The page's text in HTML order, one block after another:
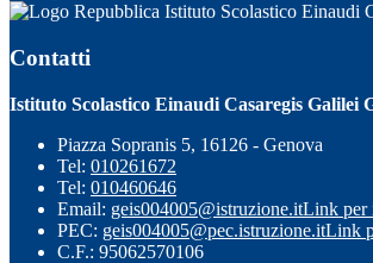
Istituto Scolastico Einaudi
Contatti
Istituto Scolastico Einaudi Casaregis Galilei
Piazza Sopranis 5, 16126 - Genova
Tel: 010261672
Tel: 010460646
Email: geis004005@istruzione.itLink per
PEC: geis004005@pec.istruzione.itLink
C.F.: 95062570106